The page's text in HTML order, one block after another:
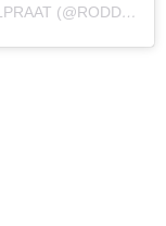
EEN BERICHT GEDEELD DOOR RODDELPRAAT (@RODDELPRAAT)